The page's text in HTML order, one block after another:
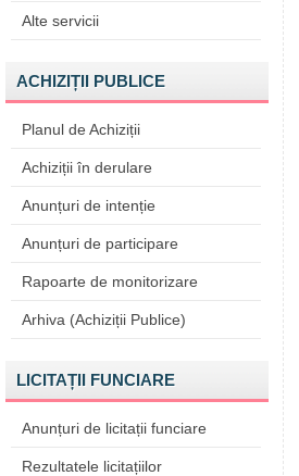
Alte servicii
ACHIZIȚII PUBLICE
Planul de Achiziții
Achiziții în derulare
Anunțuri de intenție
Anunțuri de participare
Rapoarte de monitorizare
Arhiva (Achiziții Publice)
LICITAȚII FUNCIARE
Anunțuri de licitații funciare
Rezultatele licitațiilor